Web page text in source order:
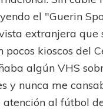
el "Guerin
extranjera que
pocos kioscos del
algún VHS
y nunca me
atención al fútbol